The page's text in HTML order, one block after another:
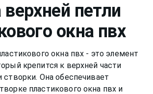
петли
окна пвх
окна пвх - это элемент
крепится к верхней части
Она обеспечивает
пластикового окна пвх и